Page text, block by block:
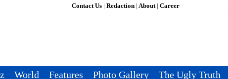
World Features Photo Gallery The Ugly Truth
Contact Us | Redaction | About| Career